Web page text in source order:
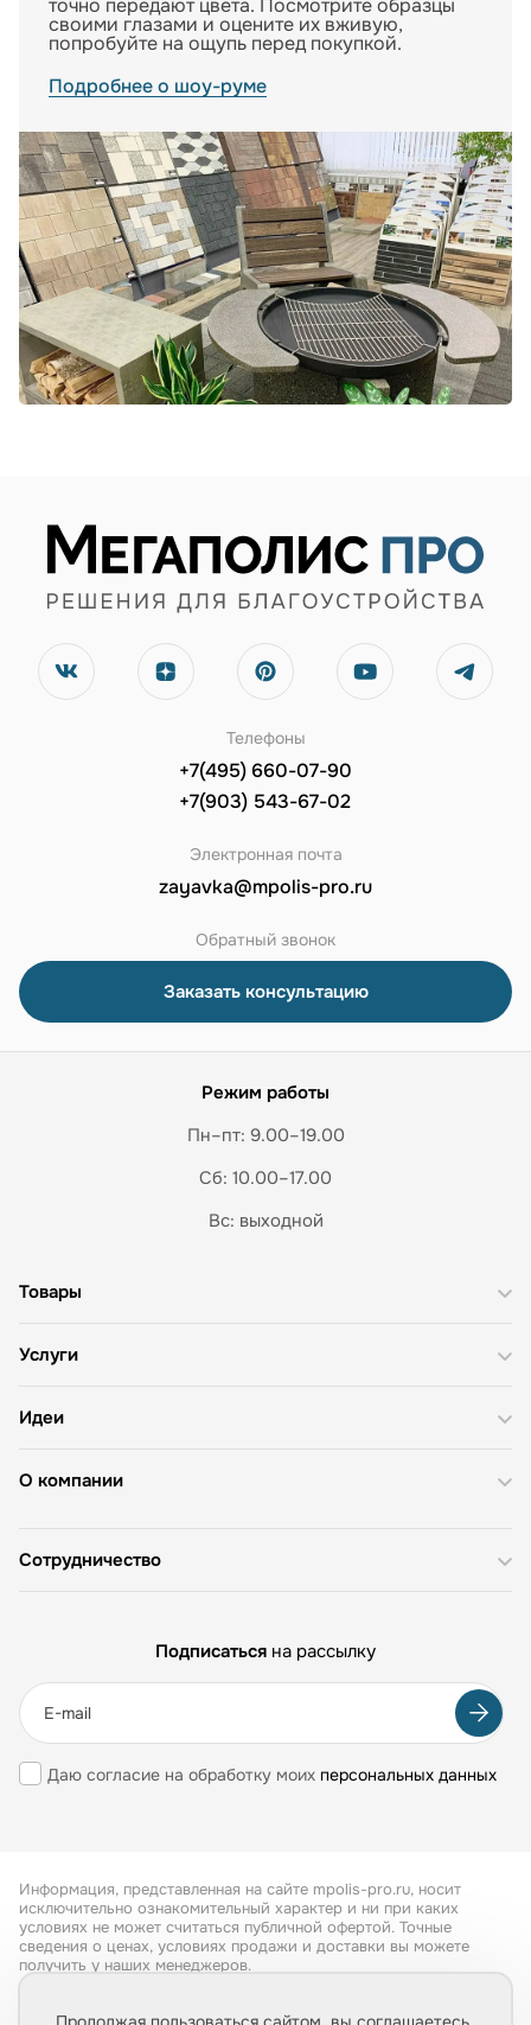
точно передают цвета. Посмотрите образцы
своими глазами и оцените их вживую,
попробуйте на ощупь перед покупкой.
Подробнее о шоу-руме
Телефоны
+7(495) 660-07-90
+7(903) 543-67-02
Электронная почта
zayavka@mpolis-pro.ru
Обратный звонок
Заказать консультацию
Режим работы
Пн–пт: 9.00–19.00
Сб: 10.00–17.00
Вс: выходной
О компании
Товары
Услуги
Идеи
Сотрудничество
Подписаться на рассылку
Даю согласие на обработку моих персональных данных
Информация, представленная на сайте mpolis-pro.ru, носит
исключительно ознакомительный характер и ни при каких
условиях не может считаться публичной офертой. Точные
сведения о ценах, условиях продажи и доставки вы можете
получить у наших менеджеров.